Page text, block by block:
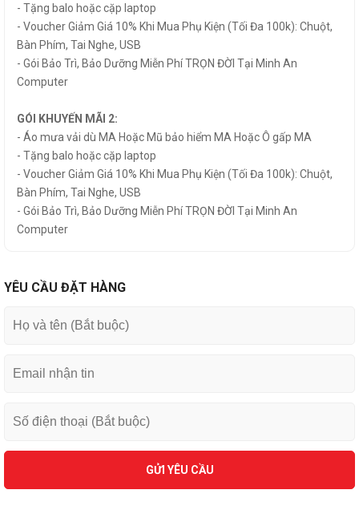
- Tặng balo hoặc cặp laptop
- Voucher Giảm Giá 10% Khi Mua Phụ Kiện (Tối Đa 100k): Chuột,
Bàn Phím, Tai Nghe, USB
- Gói Bảo Trì, Bảo Dưỡng Miễn Phí TRỌN ĐỜI Tại Minh An
Computer
GÓI KHUYẾN MÃI 2:
- Áo mưa vải dù MA Hoặc Mũ bảo hiểm MA Hoặc Ô gấp MA
- Tặng balo hoặc cặp laptop
- Voucher Giảm Giá 10% Khi Mua Phụ Kiện (Tối Đa 100k): Chuột,
Bàn Phím, Tai Nghe, USB
- Gói Bảo Trì, Bảo Dưỡng Miễn Phí TRỌN ĐỜI Tại Minh An
Computer
YÊU CẦU ĐẶT HÀNG
GỬI YÊU CẦU